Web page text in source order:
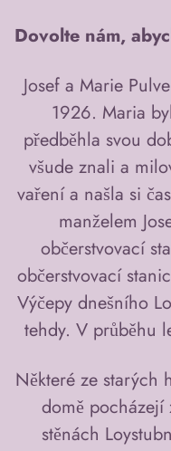
Dovolte nám,
Josef a Marie
1926. Maria
předběhla svou
všude znali a
vaření a našla si
manželem
občerstvovací
občerstvovací
Výčepy dnešního
tehdy. V průběhu
Některé ze starých
domě pocházejí
stěnách